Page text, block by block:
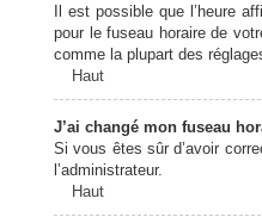
Il est possible que l’heure
pour le fuseau horaire de
comme la plupart des
Haut
J’ai changé mon fuseau
Si vous êtes sûr d’avoir
l’administrateur.
Haut